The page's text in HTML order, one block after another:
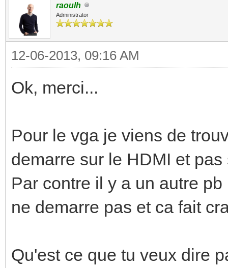
raoulh
Administrator
12-06-2013, 09:16 AM
Ok, merci...
Pour le vga je viens de
demarre sur le HDMI et
Par contre il y a un autre
ne demarre pas et ca fait
Qu'est ce que tu veux dire